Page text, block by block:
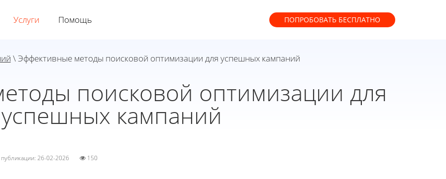
Услуги Помощь ПОПРОБОВАТЬ БЕСПЛАТНО
\ Эффективные методы поисковой оптимизации для успешных кампаний
поисковой оптимизации для
успешных кампаний
публикации: 26-02-2026 150